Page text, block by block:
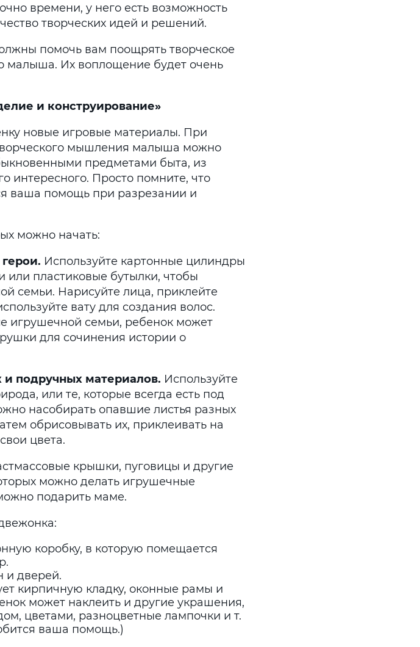
времени, у него есть возможность
творческих идей и решений.
помочь вам поощрять творческое
малыша. Их воплощение будет очень
и конструирование»
новые игровые материалы. При
мышления малыша можно
предметами быта, из
интересного. Просто помните, что
ваша помощь при разрезании и
можно начать:
Используйте картонные цилиндры
или пластиковые бутылки, чтобы
семьи. Нарисуйте лица, приклейте
вату для создания волос.
игрушечной семьи, ребенок может
для сочинения истории о
подручных материалов. Используйте
или те, которые всегда есть под
насобирать опавшие листья разных
обрисовывать их, приклеивать на
цвета.
крышки, пуговицы и другие
можно делать игрушечные
подарить маме.
коробку, в которую помещается
и дверей.
кирпичную кладку, оконные рамы и
может наклеить и другие украшения,
цветами, разноцветные лампочки и т.
ваша помощь.)